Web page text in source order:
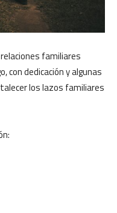
familiares
con dedicación y algunas
los lazos familiares